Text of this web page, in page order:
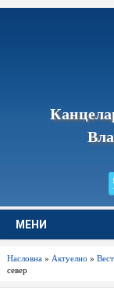
МЕНИ
Насловна» Актуелно »
север